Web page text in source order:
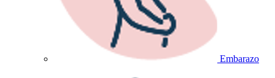
Embarazo